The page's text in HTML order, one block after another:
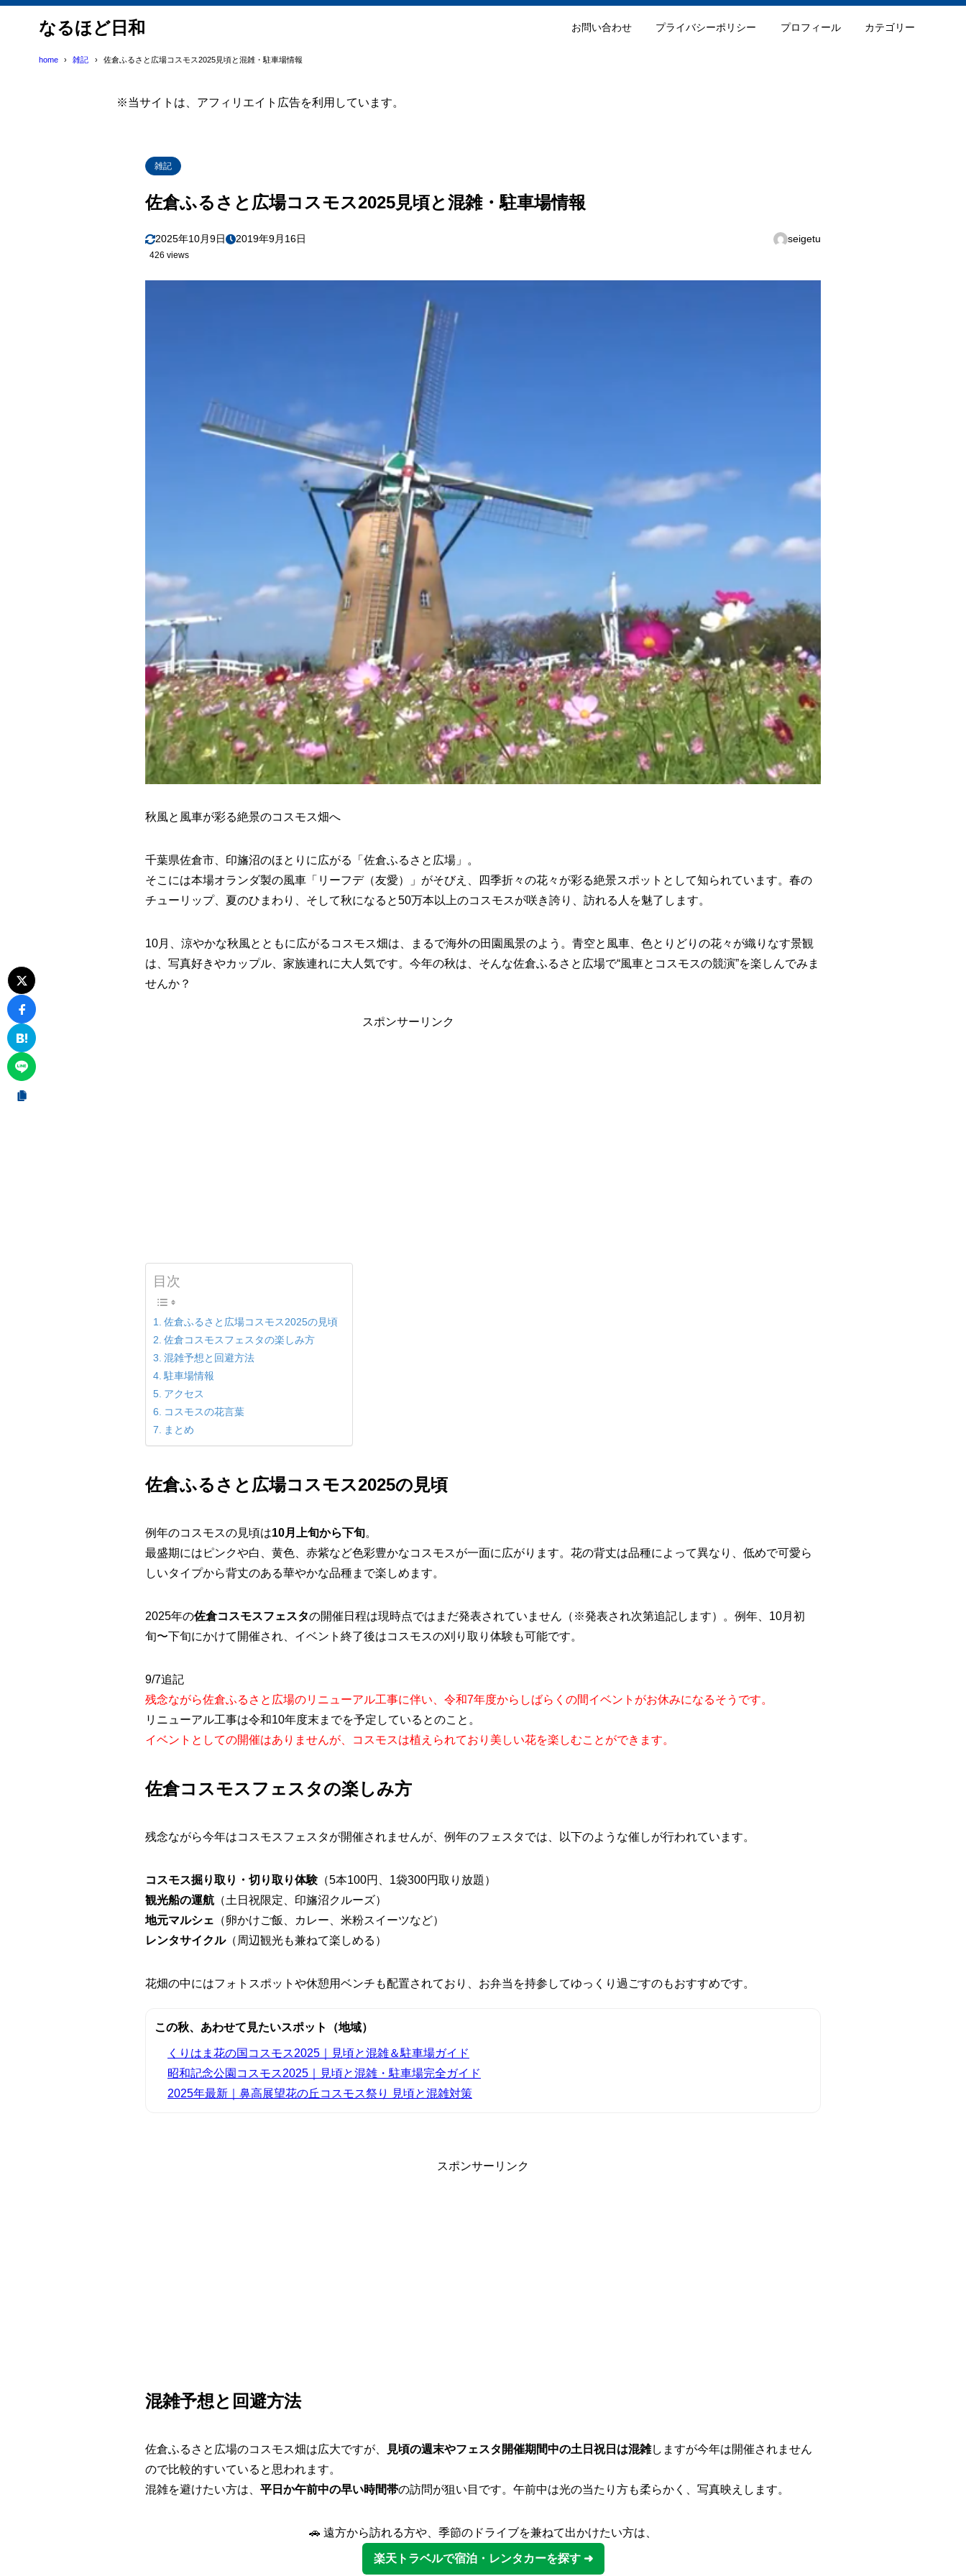
なるほど日和 お問い合わせ プライバシーポリシー プロフィール カテゴリー
home 雑記 佐倉ふるさと広場コスモス2025見頃と混雑・駐車場情報
※当サイトは、アフィリエイト広告を利用しています。
雑記
佐倉ふるさと広場コスモス2025見頃と混雑・駐車場情報
2025年10月9日 2019年9月16日 seigetu
426 views
秋風と風車が彩る絶景のコスモス畑へ
千葉県佐倉市、印旛沼のほとりに広がる「佐倉ふるさと広場」。
そこには本場オランダ製の風車「リーフデ（友愛）」がそびえ、四季折々の花々が彩る絶景スポットとして知られています。春の
チューリップ、夏のひまわり、そして秋になると50万本以上のコスモスが咲き誇り、訪れる人を魅了します。
10月、涼やかな秋風とともに広がるコスモス畑は、まるで海外の田園風景のよう。青空と風車、色とりどりの花々が織りなす景観
は、写真好きやカップル、家族連れに大人気です。今年の秋は、そんな佐倉ふるさと広場で“風車とコスモスの競演”を楽しんでみま
せんか？
スポンサーリンク
目次
佐倉ふるさと広場コスモス2025の見頃
佐倉コスモスフェスタの楽しみ方
混雑予想と回避方法
駐車場情報
アクセス
コスモスの花言葉
まとめ
佐倉ふるさと広場コスモス2025の見頃
例年のコスモスの見頃は10月上旬から下旬。
最盛期にはピンクや白、黄色、赤紫など色彩豊かなコスモスが一面に広がります。花の背丈は品種によって異なり、低めで可愛ら
しいタイプから背丈のある華やかな品種まで楽しめます。
2025年の佐倉コスモスフェスタの開催日程は現時点ではまだ発表されていません（※発表され次第追記します）。例年、10月初
旬〜下旬にかけて開催され、イベント終了後はコスモスの刈り取り体験も可能です。
9/7追記
残念ながら佐倉ふるさと広場のリニューアル工事に伴い、令和7年度からしばらくの間イベントがお休みになるそうです。
リニューアル工事は令和10年度末までを予定しているとのこと。
イベントとしての開催はありませんが、コスモスは植えられており美しい花を楽しむことができます。
佐倉コスモスフェスタの楽しみ方
残念ながら今年はコスモスフェスタが開催されませんが、例年のフェスタでは、以下のような催しが行われています。
コスモス掘り取り・切り取り体験（5本100円、1袋300円取り放題）
観光船の運航 （土日祝限定、印旛沼クルーズ）
地元マルシェ （卵かけご飯、カレー、米粉スイーツなど）
レンタサイクル（周辺観光も兼ねて楽しめる）
花畑の中にはフォトスポットや休憩用ベンチも配置されており、お弁当を持参してゆっくり過ごすのもおすすめです。
この秋、あわせて見たいスポット（地域）
くりはま花の国コスモス2025｜見頃と混雑＆駐車場ガイド
昭和記念公園コスモス2025｜見頃と混雑・駐車場完全ガイド
2025年最新｜鼻高展望花の丘コスモス祭り 見頃と混雑対策
スポンサーリンク
混雑予想と回避方法
佐倉ふるさと広場のコスモス畑は広大ですが、 見頃の週末やフェスタ開催期間中の土日祝日は混雑しますが今年は開催されません
ので比較的すいていると思われます。
混雑を避けたい方は、 平日か午前中の早い時間帯の訪問が狙い目です。午前中は光の当たり方も柔らかく、写真映えします。
🚗 遠方から訪れる方や、季節のドライブを兼ねて出かけたい方は、
楽天トラベルで宿泊・レンタカーを探す ➜